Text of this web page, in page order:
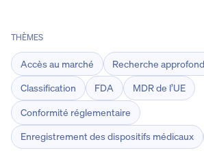
THÈMES
Accès au marché
Recherche
Classification
FDA
MDR de l’UE
Conformité réglementaire
Enregistrement des dispositifs médicaux